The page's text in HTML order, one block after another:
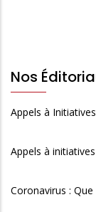
Nos
Appels à Initiatives
Appels à initiatives
Coronavirus :